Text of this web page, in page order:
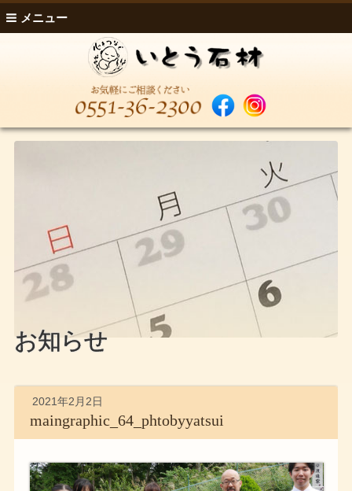
メニュー
お知らせ
2021年2月2日
maingraphic_64_phtobyyatsui